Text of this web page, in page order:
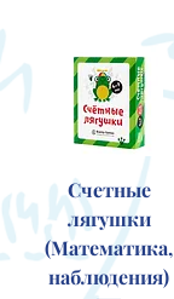
Счетные
лягушки
(Математика,
наблюдения)